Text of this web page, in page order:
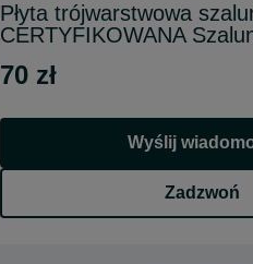
Płyta trójwarstwowa
CERTYFIKOWANA
70 zł
Wyślij
Zadzwoń